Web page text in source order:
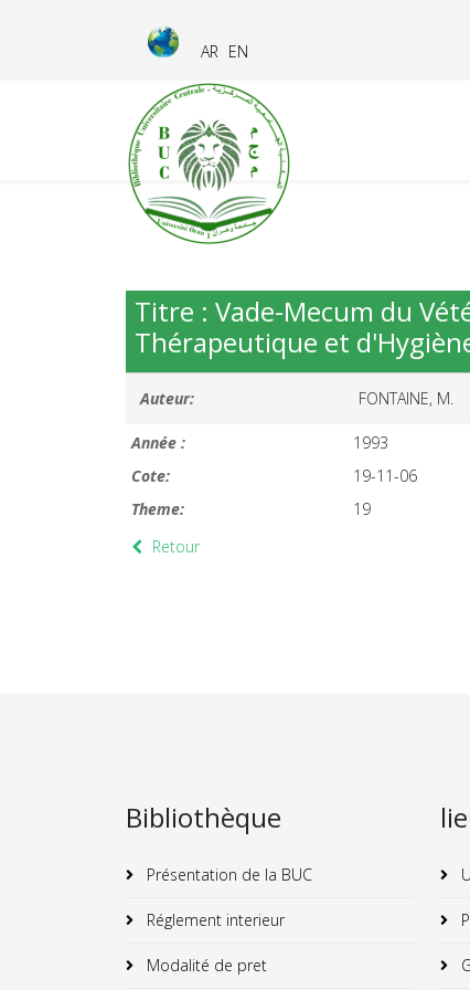
AR EN
Titre : Vade-Mecum du
Thérapeutique et
Auteur: FONTAINE, M.
Année :
1993
Cote:
19-11-06
Theme:
19
Retour
Bibliothèque
Présentation de la BUC
Réglement interieur
Modalité de pret